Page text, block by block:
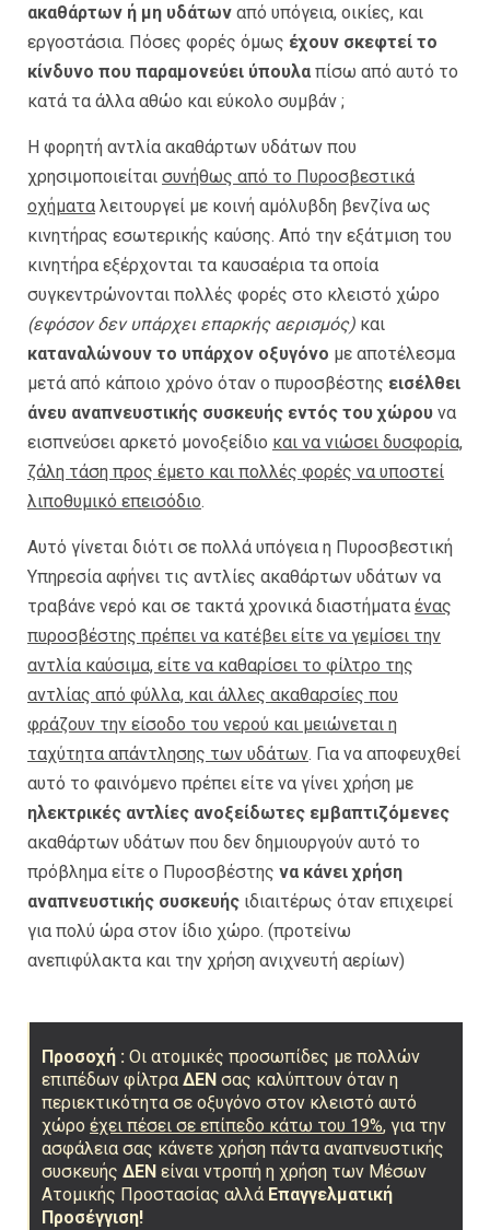
ακαθάρτων ή μη υδάτων από υπόγεια, οικίες, και
εργοστάσια. Πόσες φορές όμως έχουν σκεφτεί το
κίνδυνο που παραμονεύει ύπουλα πίσω από αυτό το
κατά τα άλλα αθώο και εύκολο συμβάν ;
Η φορητή αντλία ακαθάρτων υδάτων που
χρησιμοποιείται συνήθως από το Πυροσβεστικά
οχήματα λειτουργεί με κοινή αμόλυβδη βενζίνα ως
κινητήρας εσωτερικής καύσης. Από την εξάτμιση του
κινητήρα εξέρχονται τα καυσαέρια τα οποία
συγκεντρώνονται πολλές φορές στο κλειστό χώρο
(εφόσον δεν υπάρχει επαρκής αερισμός) και
καταναλώνουν το υπάρχον οξυγόνο με αποτέλεσμα
μετά από κάποιο χρόνο όταν ο πυροσβέστης εισέλθει
άνευ αναπνευστικής συσκευής εντός του χώρου να
εισπνεύσει αρκετό μονοξείδιο και να νιώσει δυσφορία,
ζάλη τάση προς έμετο και πολλές φορές να υποστεί
λιποθυμικό επεισόδιο.
Αυτό γίνεται διότι σε πολλά υπόγεια η Πυροσβεστική
Υπηρεσία αφήνει τις αντλίες ακαθάρτων υδάτων να
τραβάνε νερό και σε τακτά χρονικά διαστήματα ένας
πυροσβέστης πρέπει να κατέβει είτε να γεμίσει την
αντλία καύσιμα, είτε να καθαρίσει το φίλτρο της
αντλίας από φύλλα, και άλλες ακαθαρσίες που
φράζουν την είσοδο του νερού και μειώνεται η
ταχύτητα απάντλησης των υδάτων. Για να αποφευχθεί
αυτό το φαινόμενο πρέπει είτε να γίνει χρήση με
ηλεκτρικές αντλίες ανοξείδωτες εμβαπτιζόμενες
ακαθάρτων υδάτων που δεν δημιουργούν αυτό το
πρόβλημα είτε ο Πυροσβέστης να κάνει χρήση
αναπνευστικής συσκευής ιδιαιτέρως όταν επιχειρεί
για πολύ ώρα στον ίδιο χώρο. (προτείνω
ανεπιφύλακτα και την χρήση ανιχνευτή αερίων)
Προσοχή : Οι ατομικές προσωπίδες με πολλών
επιπέδων φίλτραΔΕΝ σας καλύπτουν όταν η
περιεκτικότητα σε οξυγόνο στον κλειστό αυτό
χώροέχει πέσει σε επίπεδο κάτω του 19%, για την
ασφάλεια σας κάνετε χρήση πάντα αναπνευστικής
συσκευήςΔΕΝ είναι ντροπή η χρήση των Μέσων
Ατομικής Προστασίας αλλά Επαγγελματική
Προσέγγιση!